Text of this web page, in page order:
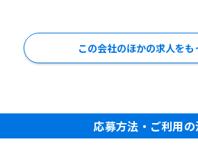
この会社のほかの求人をも
応募方法・ご利用